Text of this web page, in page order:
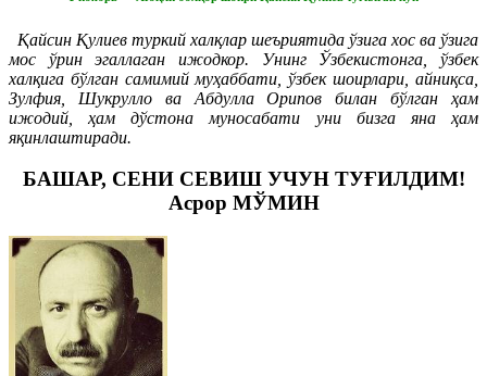
Қайсин Қулиев туркий халқлар шеъриятида ўзига хос ва ўзига
мос ўрин эгаллаган ижодкор. Унинг Ўзбекистонга, ўзбек
халқига бўлган самимий муҳаббати, ўзбек шоирлари, айниқса,
Зулфия, Шукруллова Абдулла Орипов билан бўлган ҳам
ижодий, ҳам дўстона муносабати уни бизга яна ҳам
яқинлаштиради.
БАШАР, СЕНИ СЕВИШ УЧУН ТУҒИЛДИМ!
Асрор МЎМИН